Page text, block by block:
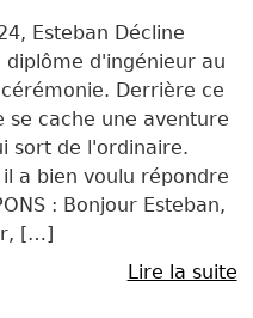
Esteban Décline
diplôme d'ingénieur au
Derrière ce
se cache une aventure
sort de l'ordinaire.
a bien voulu répondre
: Bonjour Esteban,
[…]
Lire la suite